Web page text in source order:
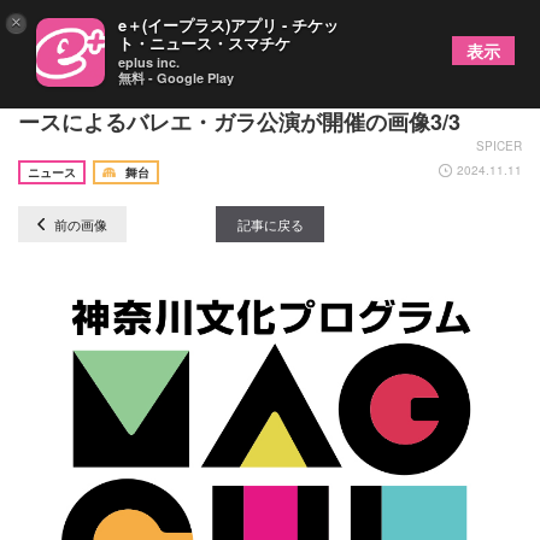
神奈川県民ホール開館50年記念、上野水香プロデュ
ースによるバレエ・ガラ公演が開催の画像3/3
SPICER
ニュース
舞台 2024.11.11
前の画像 記事に戻る
× e＋(イープラス)アプリ - チケッ
ト・ニュース・スマチケ
eplus inc.
無料 - Google Play
表示